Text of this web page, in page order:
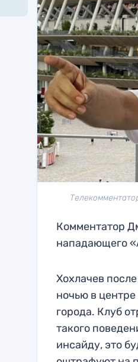
Комментатор
нападающего
Хохлачев
ночью в
города. Клуб
такого
инсайду, это